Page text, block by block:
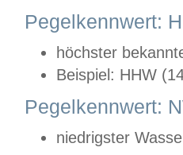
Pegelkennwert:
höchster
Beispiel: HHW
Pegelkennwert:
niedrigster